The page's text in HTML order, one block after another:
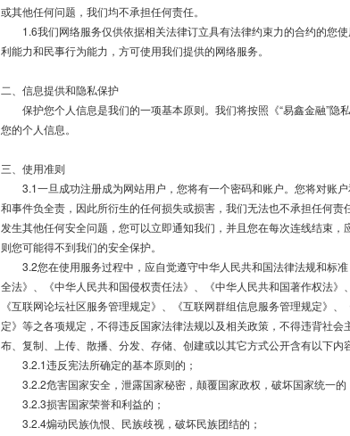
或其他任何问题，我们均不承担任何责任。
1.6我们网络服务仅供依据相关法律订立具有法律约束力的合约的您使
利能力和民事行为能力，方可使用我们提供的网络服务。
二、信息提供和隐私保护
保护您个人信息是我们的一项基本原则。我们将按照《“易鑫金融”隐
您的个人信息。
三、使用准则
3.1一旦成功注册成为网站用户，您将有一个密码和账户。您将对账户
和事件负全责，因此所衍生的任何损失或损害，我们无法也不承担任何
发生其他任何安全问题，您可以立即通知我们，并且您在每次连线结束
则您可能得不到我们的安全保护。
3.2您在使用服务过程中，应自觉遵守中华人民共和国法律法规和标
全法》、《中华人民共和国侵权责任法》、《中华人民共和国著作权法》
《互联网论坛社区服务管理规定》、《互联网群组信息服务管理规定》
定》等之各项规定，不得违反国家法律法规以及相关政策，不得违背社
布、复制、上传、散播、分发、存储、创建或以其它方式公开含有以下内
3.2.1违反宪法所确定的基本原则的；
3.2.2危害国家安全，泄露国家秘密，颠覆国家政权，破坏国家统一的
3.2.3损害国家荣誉和利益的；
3.2.4煽动民族仇恨、民族歧视，破坏民族团结的；